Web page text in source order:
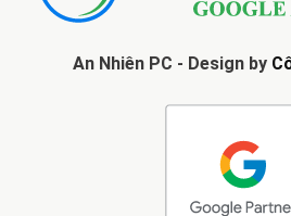
An Nhiên PC - Design by